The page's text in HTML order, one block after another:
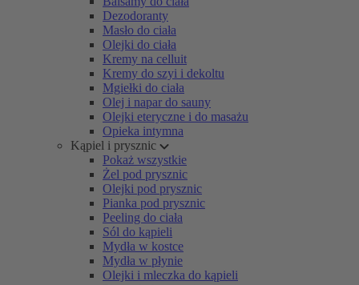
Dezodoranty
Masło do ciała
Olejki do ciała
Kremy na celluit
Kremy do szyi i dekoltu
Mgiełki do ciała
Olej i napar do sauny
Olejki eteryczne i do masażu
Opieka intymna
Kąpiel i prysznic
Pokaż wszystkie
Żel pod prysznic
Olejki pod prysznic
Pianka pod prysznic
Peeling do ciała
Sól do kąpieli
Mydła w kostce
Mydła w płynie
Olejki i mleczka do kąpieli